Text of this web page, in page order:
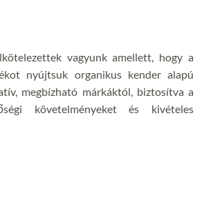
vagyunk amellett, hogy a
nyújtsuk organikus kender alapú
megbízható márkáktól, biztosítva a
követelményeket és kivételes